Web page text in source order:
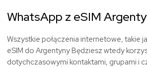
WhatsApp z eSIM
Wszystkie połączenia internetowe, takie
eSIM do Argentyny Będziesz wtedy
dotychczasowymi kontaktami, grupami i